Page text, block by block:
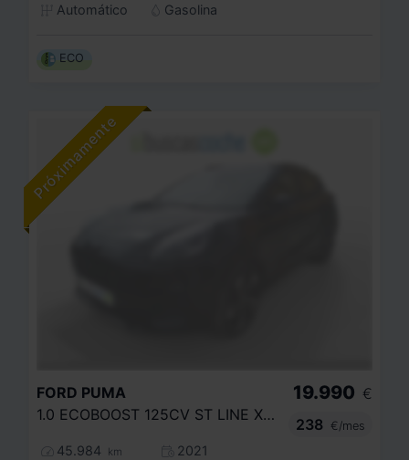
Automático
Gasolina
ECO
FORD PUMA
1.0 ECOBOOST 125CV ST LINE X MHEV
45.984 km
2021
19.990 €
238
€/mes